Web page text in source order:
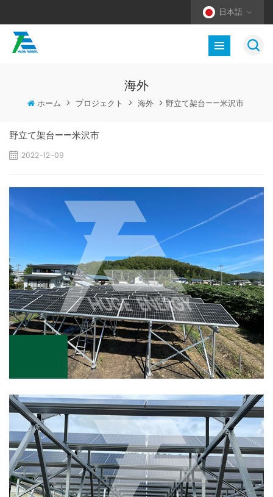
日本語
海外
ホーム > プロジェクト > 海外 > 野立て架台——米沢市
野立て架台——米沢市
2022-12-09